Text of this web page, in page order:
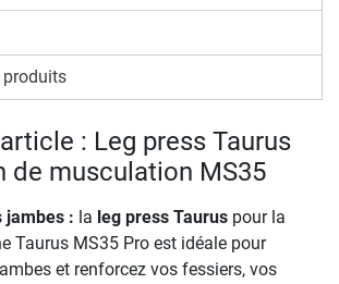
produits
: Leg press Taurus
de musculation MS35
jambes : la leg press Taurus pour la
Taurus MS35 Pro est idéale pour
et renforcez vos fessiers, vos